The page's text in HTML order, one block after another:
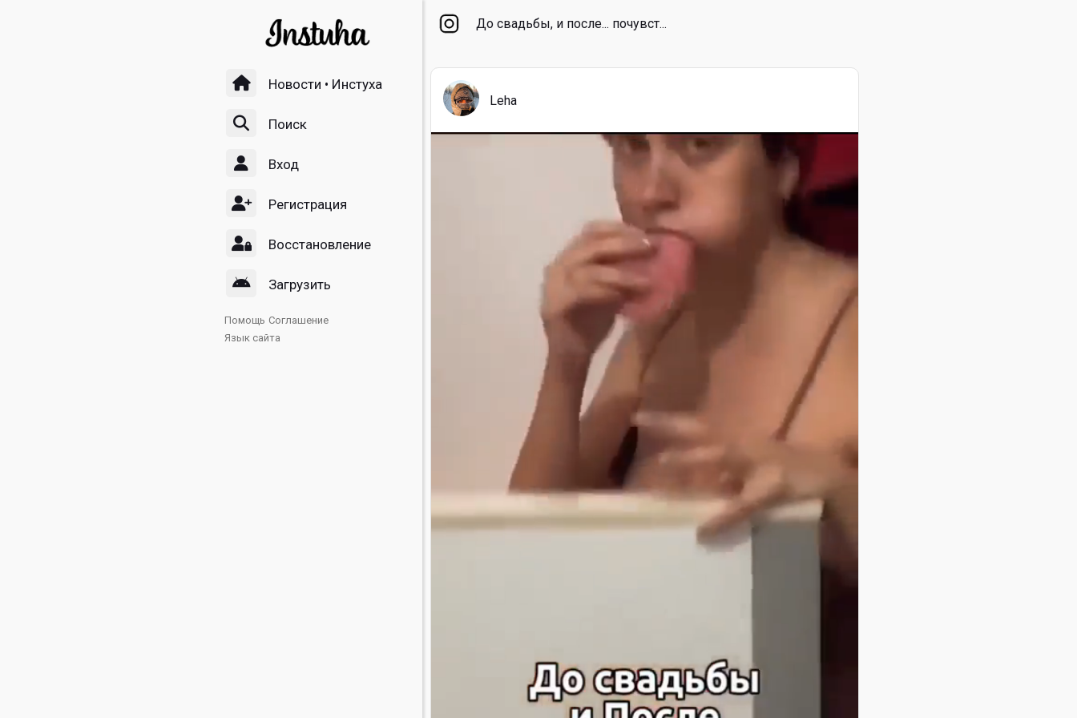
До свадьбы, и после... почувст...
Новости • Инстуха
Поиск
Вход
Регистрация
Восстановление
Загрузить
Помощь Соглашение
Язык сайта
Leha